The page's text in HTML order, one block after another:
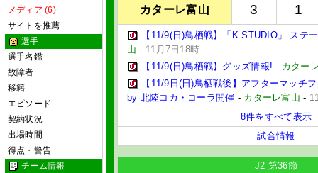
メディア (6)
サイトを推薦
選手
選手名鑑
故障者
移籍
エピソード
契約状況
出場時間
得点・警告
チーム情報
カターレ富山 3 1
【11/9(日)鳥栖戦】「K STUDIO」 ステ
山 - 11月7日18時
【11/9(日)鳥栖戦】グッズ情報! - カター
【11/9日(日)鳥栖戦後】アフターマッチ
by 北陸コカ・コーラ開催 - カターレ富山 -
8件をすべて表示
試合情報
J2 第36節